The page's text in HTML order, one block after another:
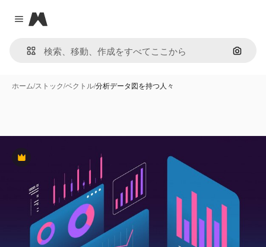
Close menu
Magnific
画像で
ホーム/ストック/ベクトル/分析データ図を持つ人々
Premium